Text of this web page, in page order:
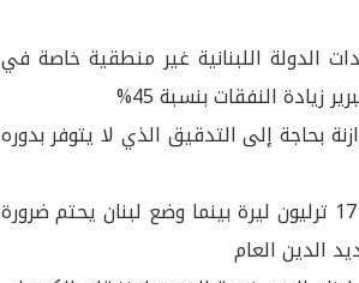
40% في إيرادات الدولة اللبنانية غير منطقية خاصة في
النفقات بنسبة 45%
بحاجة إلى التدقيق الذي لا يتوفر بدوره
العجز في موازنة 2025 يبلغ 17 ترليون ليرة بينما وضع لبنان يحتم ضرورة
الدين العام